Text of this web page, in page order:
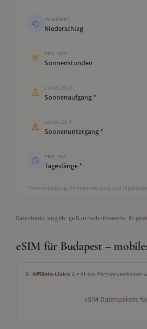
IM MONAT
Niederschlag
PRO TAG
Sonnenstunden
LOKALZEIT
Sonnenaufgang *
LOKALZEIT
Sonnenuntergang *
PRO TAG
Tageslänge *
* Sonnenaufgang, Sonnenuntergang und
Datenbasis: langjährige Durchschnittswerte · KI-
eSIM für Budapest–
📱 Affiliate-Links:Als Airalo-Partner verdienen
eSIM-Datenpakete